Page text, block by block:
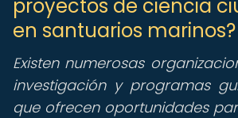
proyectos de ciencia
en santuarios marinos?
Existen numerosas
investigación y programas
que ofrecen oportunidades